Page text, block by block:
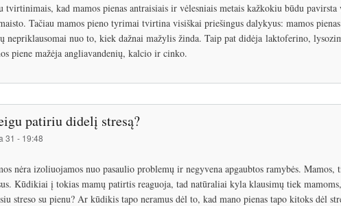
tvirtinimais, kad mamos pienas antraisiais ir vėlesniais metais kažkokiu būdu
Tačiau mamos pieno tyrimai tvirtina visiškai priešingus dalykyus: mamos
nepriklausomai nuo to, kiek dažnai mažylis žinda. Taip pat didėja laktoferino,
piene mažėja angliavandenių, kalcio ir cinko.
patiriu didelį stresą?
31 - 19:48
nėra izoliuojamos nuo pasaulio problemų ir negyvena apgaubtos ramybės.
Kūdikiai į tokias mamų patirtis reaguoja, tad natūraliai kyla klausimų tiek
streso su pienu? Ar kūdikis tapo neramus dėl to, kad mano pienas tapo kitoks dėl